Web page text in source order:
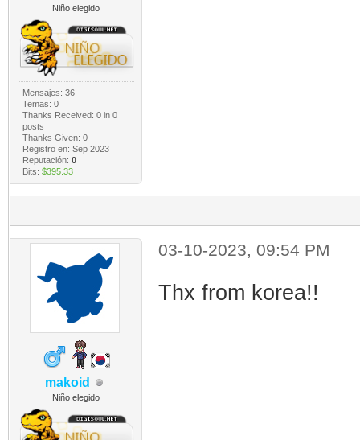
Niño elegido
Mensajes: 36
Temas: 0
Thanks Received: 0in 0
posts
Thanks Given: 0
Registro en: Sep 2023
Reputación: 0
Bits: $395.33
makoid
Niño elegido
03-10-2023, 09:54 PM
Thx from korea!!